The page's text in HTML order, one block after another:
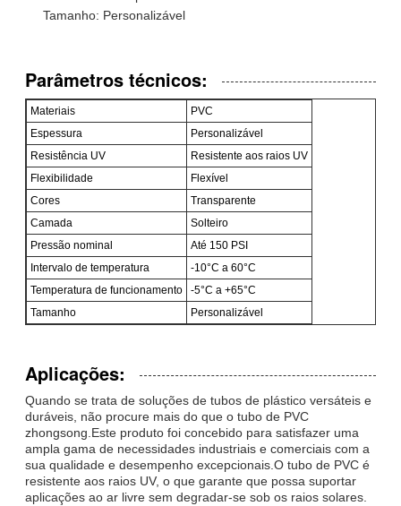
Tamanho: Personalizável
Parâmetros técnicos:
Materiais
PVC
Espessura
Personalizável
Resistência UV
Resistente aos raios UV
Flexibilidade
Flexível
Cores
Transparente
Camada
Solteiro
Pressão nominal
Até 150 PSI
Intervalo de temperatura
-10°C a 60°C
Temperatura de funcionamento
-5°C a +65°C
Tamanho
Personalizável
Aplicações:
Quando se trata de soluções de tubos de plástico versáteis e
duráveis, não procure mais do que o tubo de PVC
zhongsong.Este produto foi concebido para satisfazer uma
ampla gama de necessidades industriais e comerciais com a
sua qualidade e desempenho excepcionais.O tubo de PVC é
resistente aos raios UV, o que garante que possa suportar
aplicações ao ar livre sem degradar-se sob os raios solares.